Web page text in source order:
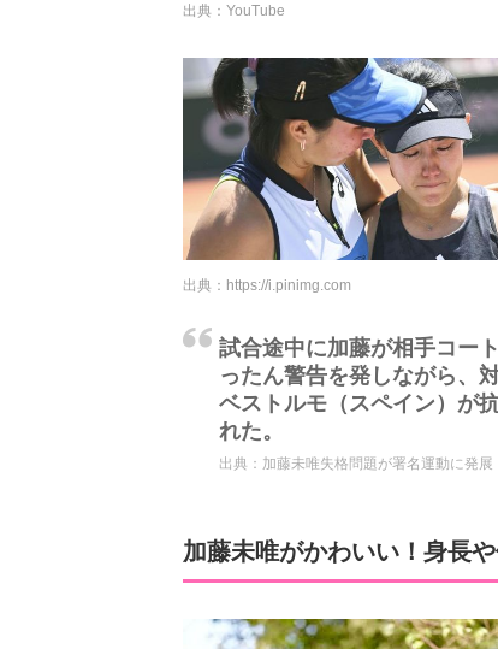
出典：YouTube
出典： https://i.pinimg.com
試合途中に加藤が相手コー
ったん警告を発しながら、
ベストルモ（スペイン）が
れた。
出典： 加藤未唯失格問題が署名運動に発
加藤未唯がかわいい！身長